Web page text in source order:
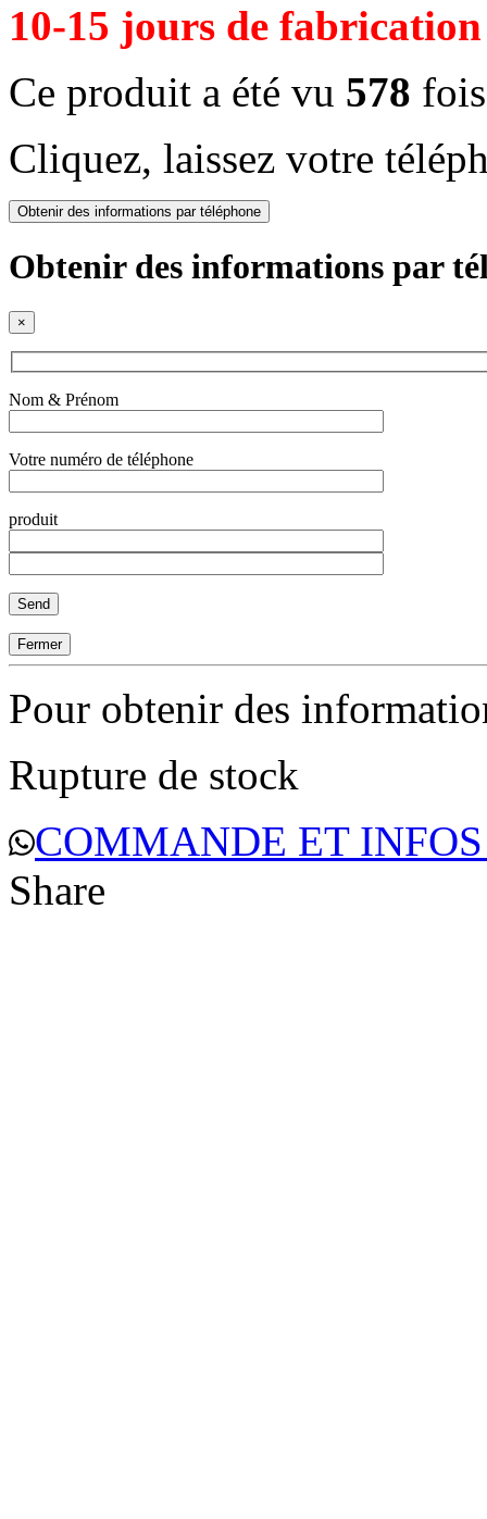
10-15 jours de fabrication
Ce produit a été vu 578
Cliquez, laissez votre
Obtenir des informations par téléphone
Obtenir des informations par
×
Nom & Prénom
Votre numéro de téléphone
produit
Fermer
Pour obtenir des
Rupture de stock
COMMANDE ET
Share